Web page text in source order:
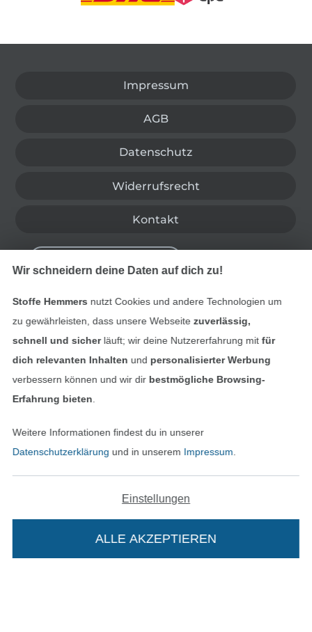
Impressum
AGB
Datenschutz
Widerrufsrecht
Kontakt
Alle Preise inkl. der gesetzl. MwSt.
Finde mehr Inspiration
Deutsch
Nederlands
In den niederländischen
(France)
In den
Wir schneidern deine Daten auf dich zu!
Stoffe Hemmers nutzt Cookies und andere Technologien um
zu gewährleisten, dass unsere Webseite zuverlässig,
schnell und sicherläuft; wir deine Nutzererfahrung mitfür
dich relevanten Inhalten und personalisierter Werbung
verbessern können und wir dir bestmögliche Browsing-
Erfahrung bieten
Weitere Informationen findest du in unserer
Datenschutzerklärung und in unserem Impressum
Einstellungen
ALLE AKZEPTIEREN